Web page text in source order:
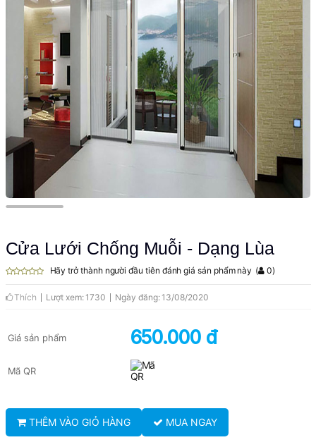
Cửa Lưới Chống Muỗi - Dạng Lùa
Hãy trở thành người đầu tiên đánh giá sản phẩm này ( 0)
Thích Lượt xem: 1730 Ngày đăng: 13/08/2020
Giá sản phẩm 650.000 đ
Mã QR
THÊM VÀO GIỎ HÀNG MUA NGAY